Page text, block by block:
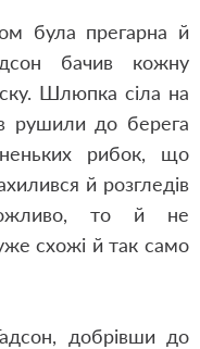
була прегарна й
бачив кожну
Шлюпка сіла на
рушили до берега
рибок, що
й розгледів
Можливо, то й не
схожі й так само
добрівши до